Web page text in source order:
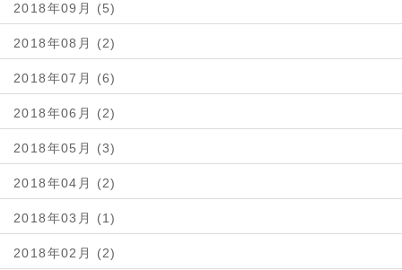
2018年09月 (5)
2018年08月 (2)
2018年07月 (6)
2018年06月 (2)
2018年05月 (3)
2018年04月 (2)
2018年03月 (1)
2018年02月 (2)